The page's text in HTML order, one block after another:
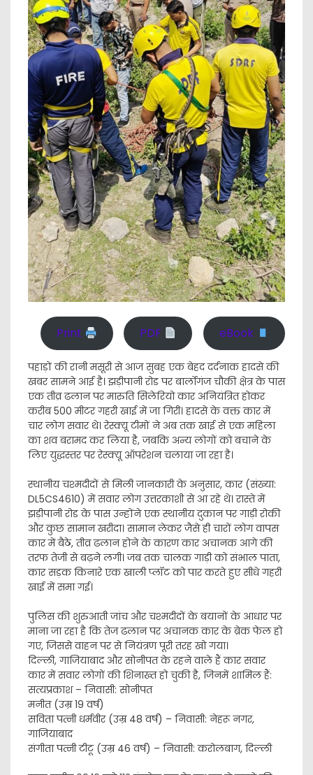
Print PDF eBook
पहाड़ों की रानी मसूरी से आज सुबह एक बेहद दर्दनाक हादसे की
खबर सामने आई है। झड़ीपानी रोड पर बार्लोगंज चौकी क्षेत्र के पास
एक तीव्र ढलान पर मारुति सिलेरियो कार अनियंत्रित होकर
करीब 500 मीटर गहरी खाई में जा गिरी। हादसे के वक्त कार में
चार लोग सवार थे। रेस्क्यू टीमों ने अब तक खाई से एक महिला
का शव बरामद कर लिया है, जबकि अन्य लोगों को बचाने के
लिए युद्धस्तर पर रेस्क्यू ऑपरेशन चलाया जा रहा है।
​स्थानीय चश्मदीदों से मिली जानकारी के अनुसार, कार (संख्या:
DL5CS4610) में सवार लोग उत्तरकाशी से आ रहे थे। रास्ते में
झड़ीपानी रोड के पास उन्होंने एक स्थानीय दुकान पर गाड़ी रोकी
और कुछ सामान खरीदा। सामान लेकर जैसे ही चारों लोग वापस
कार में बैठे, तीव्र ढलान होने के कारण कार अचानक आगे की
तरफ तेजी से बढ़ने लगी। जब तक चालक गाड़ी को संभाल पाता,
कार सड़क किनारे एक खाली प्लॉट को पार करते हुए सीधे गहरी
खाई में समा गई।
​पुलिस की शुरुआती जांच और चश्मदीदों के बयानों के आधार पर
माना जा रहा है कि तेज ढलान पर अचानक कार के ब्रेक फेल हो
गए, जिससे वाहन पर से नियंत्रण पूरी तरह खो गया।
​दिल्ली, गाजियाबाद और सोनीपत के रहने वाले हैं कार सवार
​कार में सवार लोगों की शिनाख्त हो चुकी है, जिनमें शामिल हैं:
​सत्यप्रकाश – निवासी: सोनीपत
​मनीत (उम्र 19 वर्ष)
​सविता पत्नी धर्मवीर (उम्र 48 वर्ष) – निवासी: नेहरू नगर,
गाजियाबाद
​संगीता पत्नी टीटू (उम्र 46 वर्ष) – निवासी: करोलबाग, दिल्ली